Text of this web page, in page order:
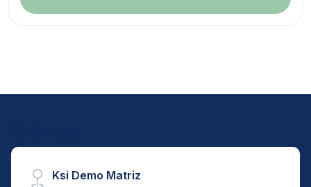
Ksi Demo Matriz